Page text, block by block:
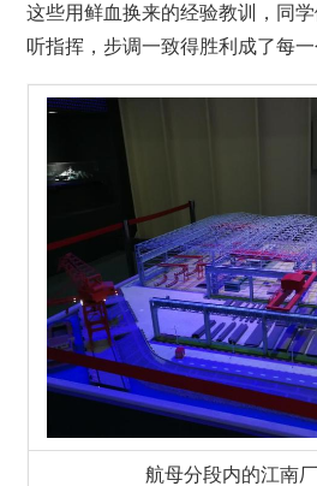
这些用鲜血换来的经验教训，同
听指挥，步调一致得胜利成了每一
航母分段内的江南